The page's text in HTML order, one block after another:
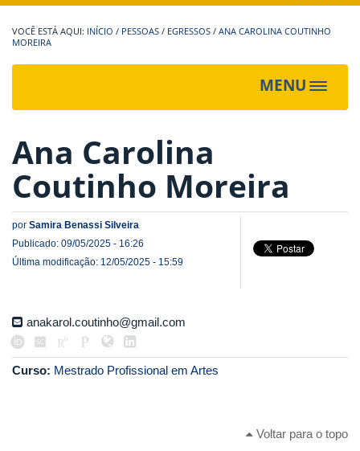
INÍCIO / PESSOAS / EGRESSOS / ANA CAROLINA COUTINHO
MOREIRA
MENU
Toggle
Ana Carolina
Coutinho Moreira
por Samira Benassi Silveira
Publicado: 09/05/2025 - 16:26
Última modificação: 12/05/2025 - 15:59
anakarol.coutinho@gmail.com
Curso: Mestrado Profissional em Artes
Voltar para o topo